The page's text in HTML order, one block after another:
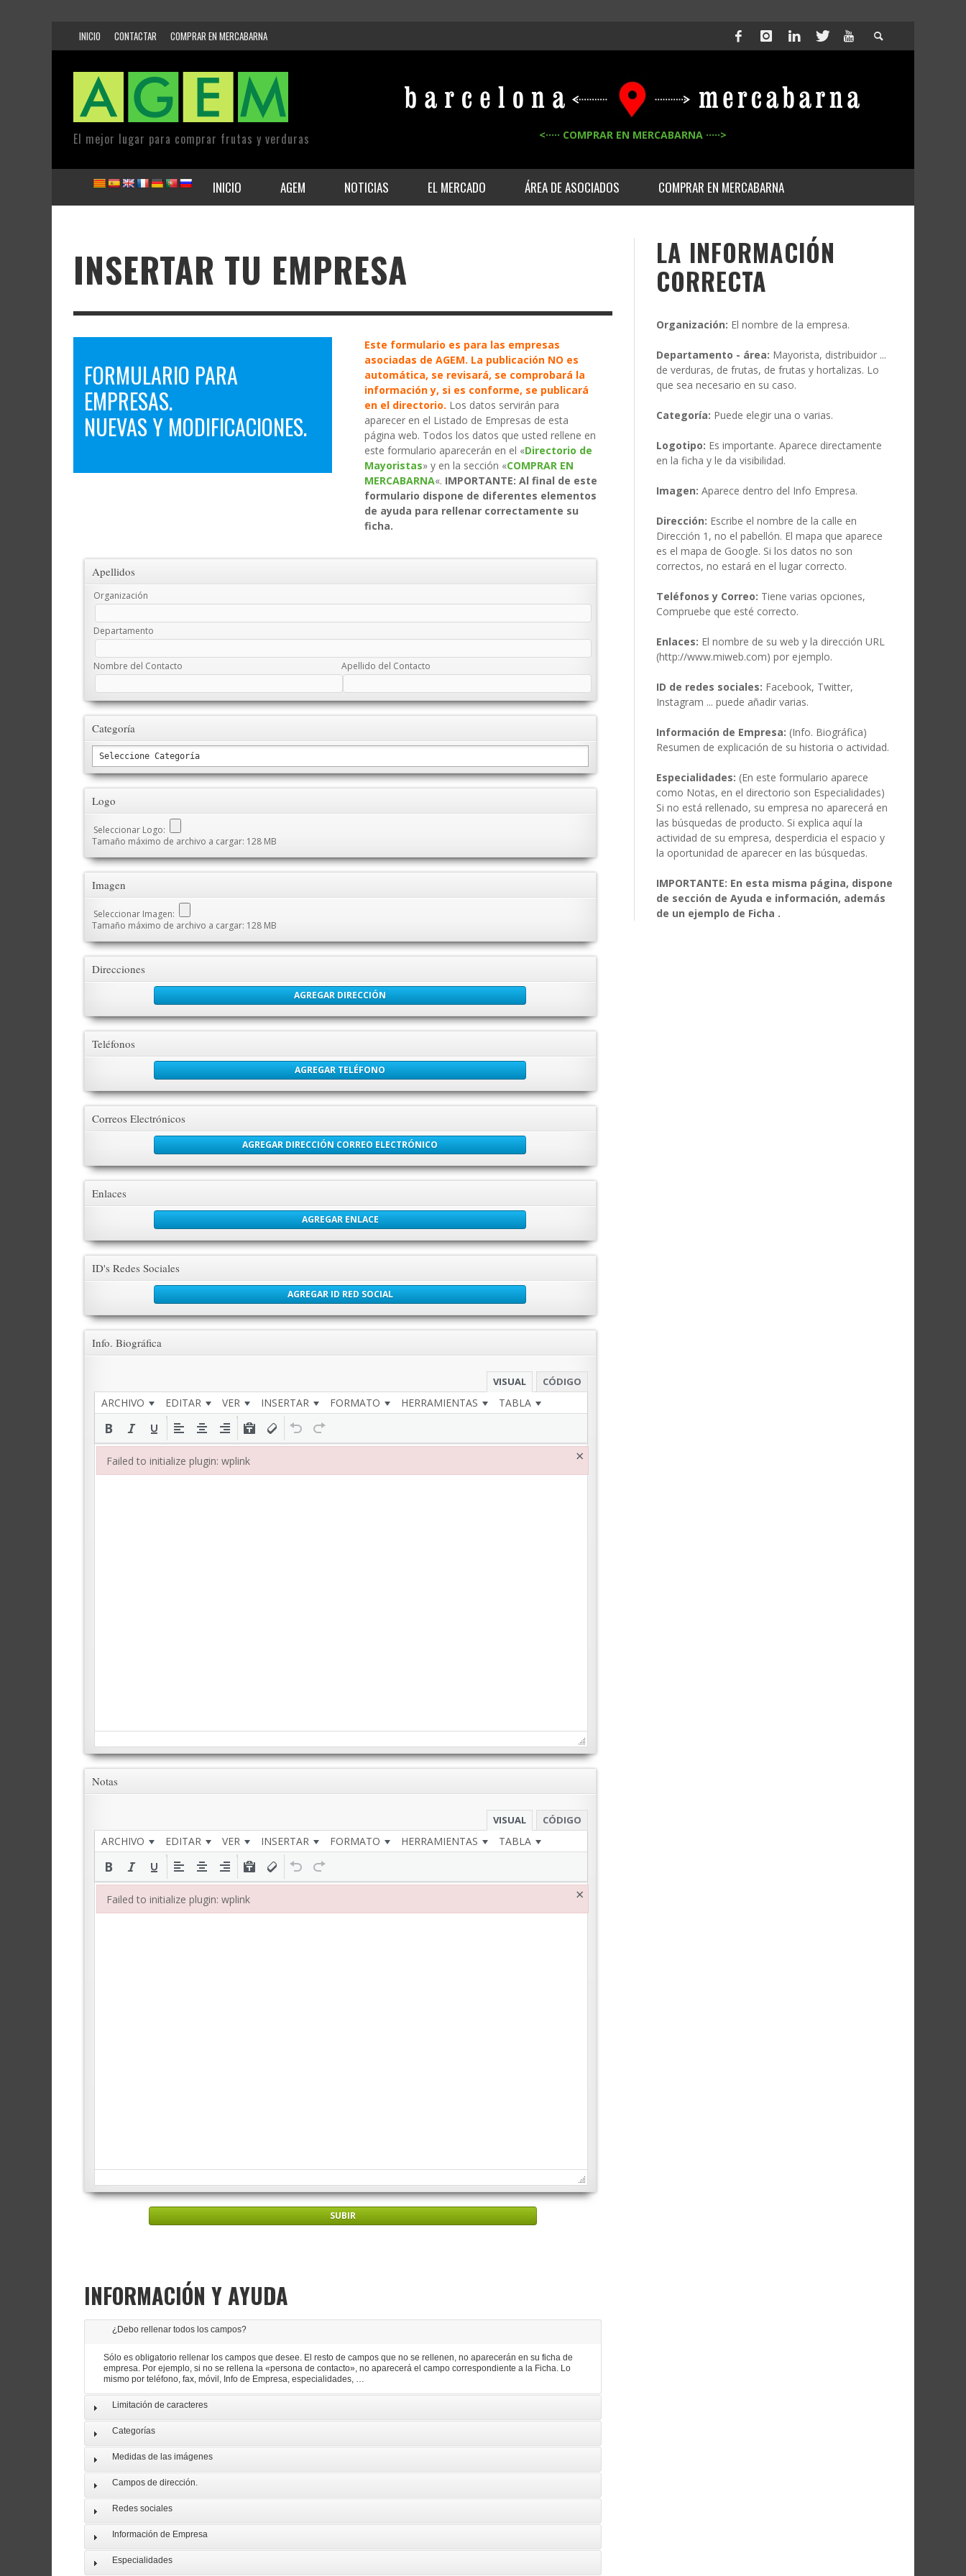
INICIO CONTACTAR COMPRAR EN MERCABARNA
El mejor lugar para comprar frutas y verduras <····· COMPRAR EN MERCABARNA ·····>
INICIO AGEM NOTICIAS EL MERCADO ÁREA DE ASOCIADOS COMPRAR EN MERCABARNA
INSERTAR TU EMPRESA
FORMULARIO PARA
EMPRESAS.
NUEVAS Y MODIFICACIONES.
Este formulario es para las empresas
asociadas de AGEM. La publicación NO es
automática, se revisará, se comprobará la
información y, si es conforme, se publicará
en el directorio. Los datos servirán para
aparecer en el Listado de Empresas de esta
página web. Todos los datos que usted rellene en
este formulario aparecerán en el «Directorio de
Mayoristas» y en la sección «COMPRAR EN
MERCABARNA«. IMPORTANTE: Al final de este
formulario dispone de diferentes elementos
de ayuda para rellenar correctamente su
ficha.
Apellidos
Organización
Departamento
Nombre del Contacto Apellido del Contacto
Categoría
Logo
Seleccionar Logo:
Tamaño máximo de archivo a cargar: 128 MB
Imagen
Seleccionar Imagen:
Tamaño máximo de archivo a cargar: 128 MB
Direcciones
AGREGAR DIRECCIÓN
Teléfonos
AGREGAR TELÉFONO
Correos Electrónicos
AGREGAR DIRECCIÓN CORREO ELECTRÓNICO
Enlaces
AGREGAR ENLACE
ID's Redes Sociales
AGREGAR ID RED SOCIAL
Info. Biográfica
VISUAL CÓDIGO
ARCHIVO EDITAR VER INSERTAR FORMATO HERRAMIENTAS TABLA
Notas
VISUAL CÓDIGO
ARCHIVO EDITAR VER INSERTAR FORMATO HERRAMIENTAS TABLA
INFORMACIÓN Y AYUDA
¿Debo rellenar todos los campos?
Sólo es obligatorio rellenar los campos que desee. El resto de campos que no se rellenen, no aparecerán en su ficha de
empresa. Por ejemplo, si no se rellena la «persona de contacto», no aparecerá el campo correspondiente a la Ficha. Lo
mismo por teléfono, fax, móvil, Info de Empresa, especialidades, …
Limitación de caracteres
Categorías
Medidas de las imágenes
Campos de dirección.
Redes sociales
Información de Empresa
Especialidades
LA INFORMACIÓN
CORRECTA
Organización: El nombre de la empresa.
Departamento - área: Mayorista, distribuidor ...
de verduras, de frutas, de frutas y hortalizas. Lo
que sea necesario en su caso.
Categoría: Puede elegir una o varias.
Logotipo: Es importante. Aparece directamente
en la ficha y le da visibilidad.
Imagen: Aparece dentro del Info Empresa.
Dirección: Escribe el nombre de la calle en
Dirección 1, no el pabellón. El mapa que aparece
es el mapa de Google. Si los datos no son
correctos, no estará en el lugar correcto.
Teléfonos y Correo: Tiene varias opciones,
Compruebe que esté correcto.
Enlaces: El nombre de su web y la dirección URL
(http://www.miweb.com) por ejemplo.
ID de redes sociales: Facebook, Twitter,
Instagram ... puede añadir varias.
Información de Empresa: (Info. Biográfica)
Resumen de explicación de su historia o actividad.
Especialidades: (En este formulario aparece
como Notas, en el directorio son Especialidades)
Si no está rellenado, su empresa no aparecerá en
las búsquedas de producto. Si explica aquí la
actividad de su empresa, desperdicia el espacio y
la oportunidad de aparecer en las búsquedas.
IMPORTANTE: En esta misma página, dispone
de sección de Ayuda e información, además
de un ejemplo de Ficha .
Failed to initialize plugin: wplink ×
Failed to initialize plugin: wplink
Failed to initialize plugin: wplink ×
Failed to initialize plugin: wplink